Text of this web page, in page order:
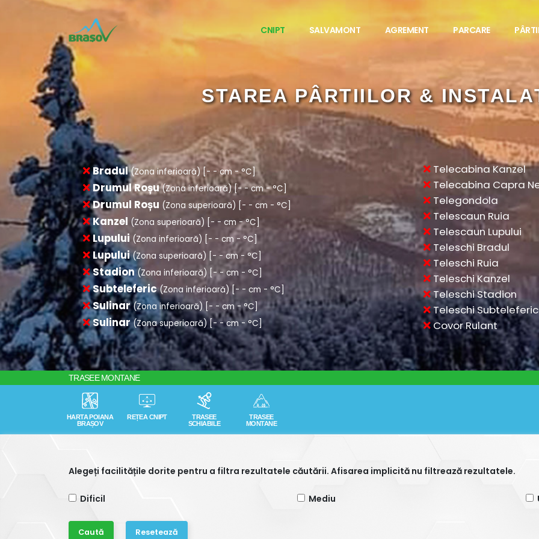
CNIPT SALVAMONT AGREMENT PARCARE
CNIPT
CENTRUL NAȚIONAL DE INFORMARE ȘI
POIANA BRASOV
S un temaicipe
TRASEE MONTANE
HARTA POIANA
BRAȘOV
REȚEA CNIPT
TRASEE
SCHIABILE
TRASEE
MONTANE
Alegeți facilitățile dorite pentru a filtra rezultatele căutării. Afisarea implicită nu filtrează rezultatele.
Dificil Mediu
Resetează